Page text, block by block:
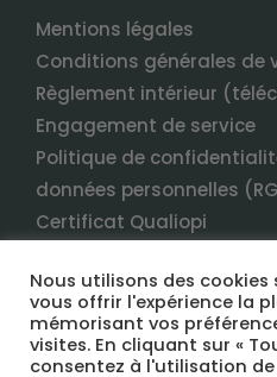
Mentions légales
Conditions générales de
Règlement intérieur
Engagement de service
Politique de
données personnelles
Certificat Qualiopi
Nous utilisons des
vous offrir l'expérience la
mémorisant vos
visites. En cliquant sur «
consentez à l'utilisation de